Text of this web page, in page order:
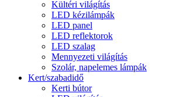
Kültéri világítás
LED kézilámpák
LED panel
LED reflektorok
LED szalag
Mennyezeti világítás
Szolár, napelemes lámpák
Kert/szabadidő
Kerti bútor